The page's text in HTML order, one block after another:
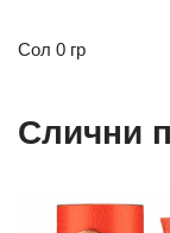
Сол 0 гр
Слични